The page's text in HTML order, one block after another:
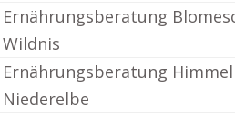
Ernährungsberatung
Wildnis
Ernährungsberatung
Niederelbe